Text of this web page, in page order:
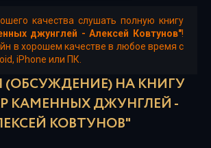
качества слушать полную книгу
джунглей - Алексей Ковтунов"!
в хорошем качестве в любое время с
iPhone или ПК.
(ОБСУЖДЕНИЕ) НА КНИГУ
КАМЕННЫХ ДЖУНГЛЕЙ -
КОВТУНОВ"